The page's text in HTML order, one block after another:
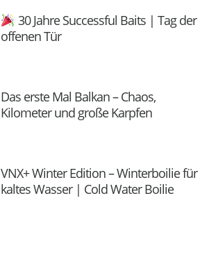
30 Jahre Successful Baits | Tag der
offenen Tür
Das erste Mal Balkan – Chaos,
Kilometer und große Karpfen
VNX+ Winter Edition – Winterboilie für
kaltes Wasser | Cold Water Boilie